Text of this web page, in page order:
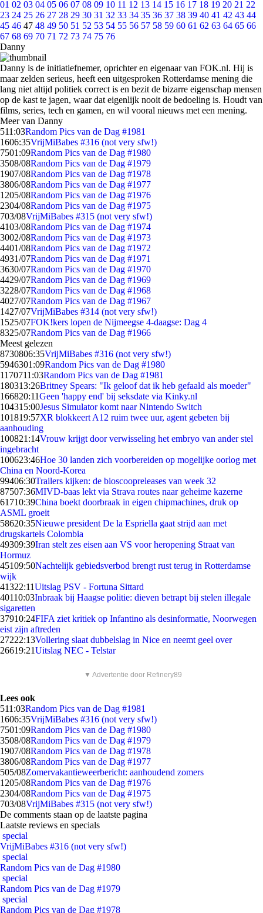
01 02 03 04 05 06 07 08 09 10 11 12 13 14 15 16 17 18 19 20 21 22
23 24 25 26 27 28 29 30 31 32 33 34 35 36 37 38 39 40 41 42 43 44
45 46 47 48 49 50 51 52 53 54 55 56 57 58 59 60 61 62 63 64 65 66
67 68 69 70 71 72 73 74 75 76
Danny
Danny is de initiatiefnemer, oprichter en eigenaar van FOK.nl. Hij is
maar zelden serieus, heeft een uitgesproken Rotterdamse mening die
lang niet altijd politiek correct is en bezit de bizarre eigenschap mensen
op de kast te jagen, waar dat eigenlijk nooit de bedoeling is. Houdt van
films, series, tech en gamen, en wil vooral nieuws met een mening.
Meer van Danny
511:03Random Pics van de Dag #1981
1606:35VrijMiBabes #316 (not very sfw!)
7501:09Random Pics van de Dag #1980
3508/08Random Pics van de Dag #1979
1907/08Random Pics van de Dag #1978
3806/08Random Pics van de Dag #1977
1205/08Random Pics van de Dag #1976
2304/08Random Pics van de Dag #1975
703/08VrijMiBabes #315 (not very sfw!)
4103/08Random Pics van de Dag #1974
3002/08Random Pics van de Dag #1973
4401/08Random Pics van de Dag #1972
4931/07Random Pics van de Dag #1971
3630/07Random Pics van de Dag #1970
4429/07Random Pics van de Dag #1969
3228/07Random Pics van de Dag #1968
4027/07Random Pics van de Dag #1967
1427/07VrijMiBabes #314 (not very sfw!)
1525/07FOK!kers lopen de Nijmeegse 4-daagse: Dag 4
8325/07Random Pics van de Dag #1966
Meest gelezen
8730806:35VrijMiBabes #316 (not very sfw!)
5946301:09Random Pics van de Dag #1980
1170711:03Random Pics van de Dag #1981
180313:26Britney Spears: "Ik geloof dat ik heb gefaald als moeder"
166820:11Geen 'happy end' bij seksdate via Kinky.nl
104315:00Jesus Simulator komt naar Nintendo Switch
101819:57XR blokkeert A12 ruim twee uur, agent gebeten bij
aanhouding
100821:14Vrouw krijgt door verwisseling het embryo van ander stel
ingebracht
100623:46Hoe 30 landen zich voorbereiden op mogelijke oorlog met
China en Noord-Korea
99406:30Trailers kijken: de bioscoopreleases van week 32
87507:36MIVD-baas lekt via Strava routes naar geheime kazerne
61710:39China boekt doorbraak in eigen chipmachines, druk op
ASML groeit
58620:35Nieuwe president De la Espriella gaat strijd aan met
drugskartels Colombia
49309:39Iran stelt zes eisen aan VS voor heropening Straat van
Hormuz
45109:50Nachtelijk gebiedsverbod brengt rust terug in Rotterdamse
wijk
41322:11Uitslag PSV - Fortuna Sittard
40110:03Inbraak bij Haagse politie: dieven betrapt bij stelen illegale
sigaretten
37910:24FIFA ziet kritiek op Infantino als desinformatie, Noorwegen
eist zijn aftreden
27222:13Vollering slaat dubbelslag in Nice en neemt geel over
26619:21Uitslag NEC - Telstar
▼ Advertentie door Refinery89
Lees ook
511:03Random Pics van de Dag #1981
1606:35VrijMiBabes #316 (not very sfw!)
7501:09Random Pics van de Dag #1980
3508/08Random Pics van de Dag #1979
1907/08Random Pics van de Dag #1978
3806/08Random Pics van de Dag #1977
505/08Zomervakantieweerbericht: aanhoudend zomers
1205/08Random Pics van de Dag #1976
2304/08Random Pics van de Dag #1975
703/08VrijMiBabes #315 (not very sfw!)
De comments staan op de laatste pagina
Laatste reviews en specials
special
VrijMiBabes #316 (not very sfw!)
special
Random Pics van de Dag #1980
special
Random Pics van de Dag #1979
special
Random Pics van de Dag #1978